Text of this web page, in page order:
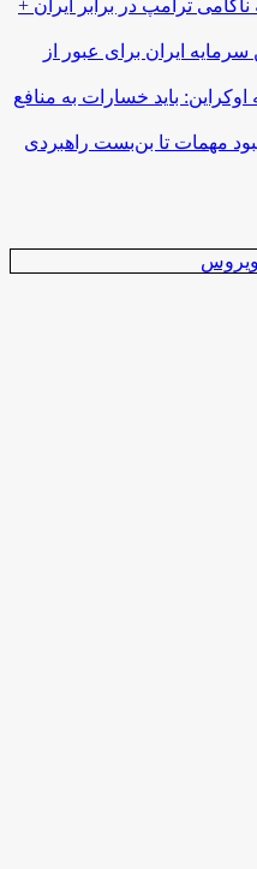
ترامپ در برابر ایران +
ایران برای عبور از
باید خسارات به منافع
مهمات تا بن‌بست راهبردی
ویروس